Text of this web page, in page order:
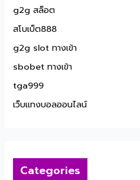
g2g สล็อต
สโบเบ็ต888
g2g slot ทางเข้า
sbobet ทางเข้า
tga999
เว็บแทงบอลออนไลน์
Categories